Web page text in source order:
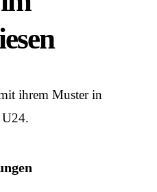
ihrem Muster in
U24.